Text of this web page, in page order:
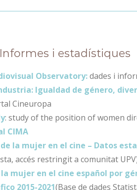
Informes i estadístiques
Observatory:dades i
Igualdad de género,
Cineuropa
: study of the position of women
CIMA
la mujer en el cine – Datos
accés restringit a comunitat
la mujer en el cine español por
2015-2021(Base de dades